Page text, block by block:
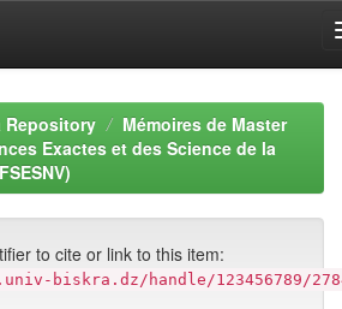
Repository
Mémoires de Master
Exactes et des Science de la
to cite or link to this item:
biskra.dz/handle/123456789/